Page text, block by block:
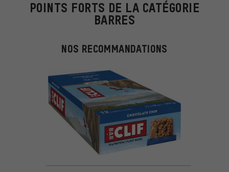
POINTS FORTS DE LA CATÉGORIE
BARRES
NOS RECOMMANDATIONS